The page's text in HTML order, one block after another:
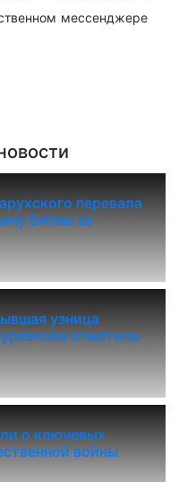
мессенджере
перевала
Битвы за
узница
отметила
о ключевых
войны